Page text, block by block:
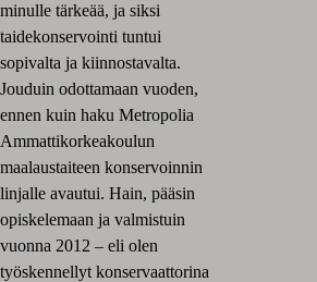
minulle tärkeää, ja siksi
taidekonservointi tuntui
sopivalta ja kiinnostavalta.
Jouduin odottamaan vuoden,
ennen kuin haku Metropolia
Ammattikorkeakoulun
maalaustaiteen konservoinnin
linjalle avautui. Hain, pääsin
opiskelemaan ja valmistuin
vuonna 2012 – eli olen
työskennellyt konservaattorina